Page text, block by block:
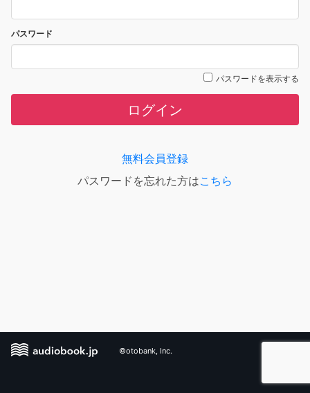
パスワード
パスワードを表示する
ログイン
無料会員登録
パスワードを忘れた方はこちら
©otobank, Inc.